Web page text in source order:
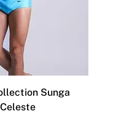
Sunga
Celeste